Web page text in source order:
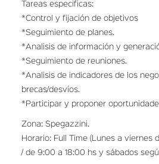
Tareas especificas:
*Control y fijación de objetivos
*Seguimiento de planes.
*Analisis de información y
*Seguimiento de reuniones.
*Analisis de indicadores de los
brecas/desvíos.
*Participar y proponer
Zona: Spegazzini.
Horario: Full Time (Lunes a viernes
/ de 9:00 a 18:00 hs y sábados